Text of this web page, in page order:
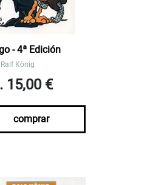
- 4ª Edición
Ralf König
15,00 €
comprar